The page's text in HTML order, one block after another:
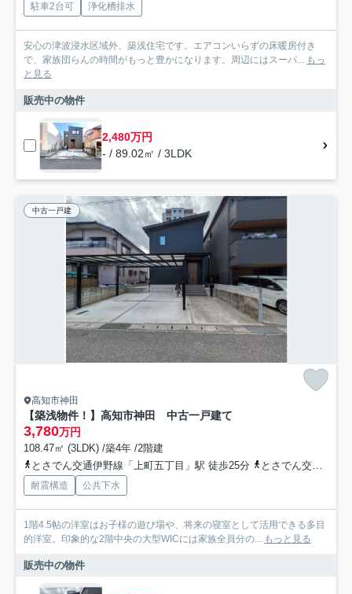
駐車2台可 浄化槽排水
安心の津波浸水区域外、築浅住宅です。エアコンいらずの床暖房付き
で、家族団らんの時間がもっと豊かになります。周辺にはスーパ... もっ
と見る
販売中の物件
2,480万円
- / 89.02㎡ / 3LDK
中古一戸建
高知市神田
【築浅物件！】高知市神田 中古一戸建て
3,780万円
108.47㎡ (3LDK) /築4年 /2階建
とさでん交通伊野線「上町五丁目」駅 徒歩25分
とさでん交通「吉野川橋（高知県）」バス停下車 徒歩3分
耐震構造 公共下水
1階4.5帖の洋室はお子様の遊び場や、将来の寝室として活用できる多目
的洋室。印象的な2階中央の大型WICには家族全員分の... もっと見る
販売中の物件